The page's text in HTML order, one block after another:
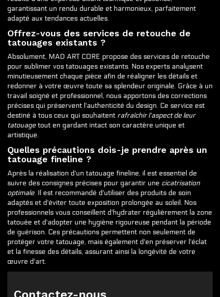
garantissant un rendu durable et harmonieux, parfaitement
adapté aux tendances actuelles.
Offrez-vous des services de retouche de
tatouages existants ?
Absolument, MAD ART CORE propose des services de retouche
pour sublimer vos tatouages existants. Nos experts analysent
minutieusement chaque pièce afin de réaligner les détails et
redonner à votre œuvre toute sa splendeur originale. Grâce à un
travail soigné et professionnel, nous apportons des corrections
précises qui préservent l'authenticité du design. Ce service est
destiné à tous ceux qui souhaitent rafraîchir l'aspect de leur
tatouagetout en gardant intact son caractère unique et
artistique.
Quelles précautions dois-je prendre après un
tatouage fineline ?
Après la réalisation d'un tatouage fineline, il est essentiel de
suivre des consignes précises pour garantir une cicatrisation
optimale. Il est recommandé d'utiliser des produits de soin
adaptés et d'éviter toute exposition prolongée au soleil. Nos
professionnels vous conseillent d'hydrater régulièrement la zone
tatouée et d'adopter une hygiène rigoureuse pendant la période
de guérison. Ces précautions permettent non seulement de
protéger votre tatouage, mais également d'en préserver l'éclat
et la finesse des détails, assurant ainsi la longévité de votre
œuvre d'art.